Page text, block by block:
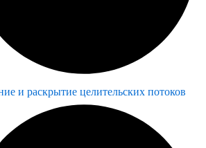
и раскрытие целительских потоков